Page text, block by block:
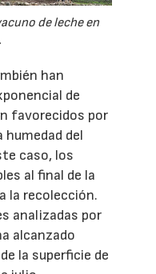
de leche en
han
de
favorecidos por
del
caso, los
al final de la
la recolección.
analizadas por
alcanzado
la superficie de